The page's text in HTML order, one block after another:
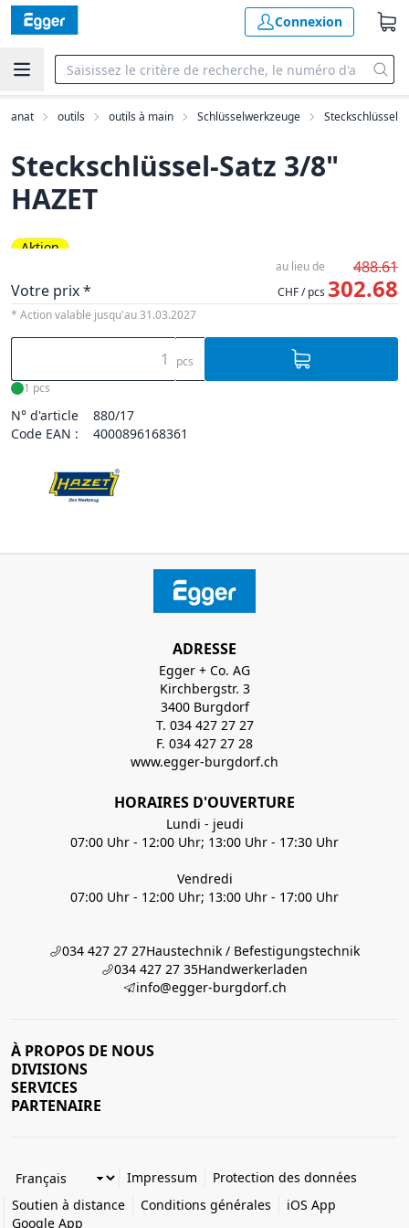
Connexion
outils outils à main Schlüsselwerkzeuge Steckschlüssel
Steckschlüssel-Satz 3/8"
HAZET
Aktion
au lieu de
488.61
Votre prix *
CHF / pcs 302.68
* Action valable jusqu'au 31.03.2027
pcs
1 pcs
N° d'article
880/17
Code EAN :
4000896168361
ADRESSE
Egger + Co. AG
Kirchbergstr. 3
3400 Burgdorf
T. 034 427 27 27
F. 034 427 27 28
www.egger-burgdorf.ch
HORAIRES D'OUVERTURE
Lundi - jeudi
07:00 Uhr - 12:00 Uhr; 13:00 Uhr - 17:30 Uhr
Vendredi
07:00 Uhr - 12:00 Uhr; 13:00 Uhr - 17:00 Uhr
034 427 27 27Haustechnik / Befestigungstechnik
034 427 27 35Handwerkerladen
info@egger-burgdorf.ch
À PROPOS DE NOUS
DIVISIONS
SERVICES
PARTENAIRE
Impressum
Protection des données
Soutien à distance
Conditions générales
iOS App
Google App